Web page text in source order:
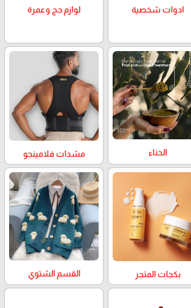
ادوات شخصية لوازم حج وعمرة
الحناء مشدات فلامينجو
بكجات المتجر القسم الشتوي